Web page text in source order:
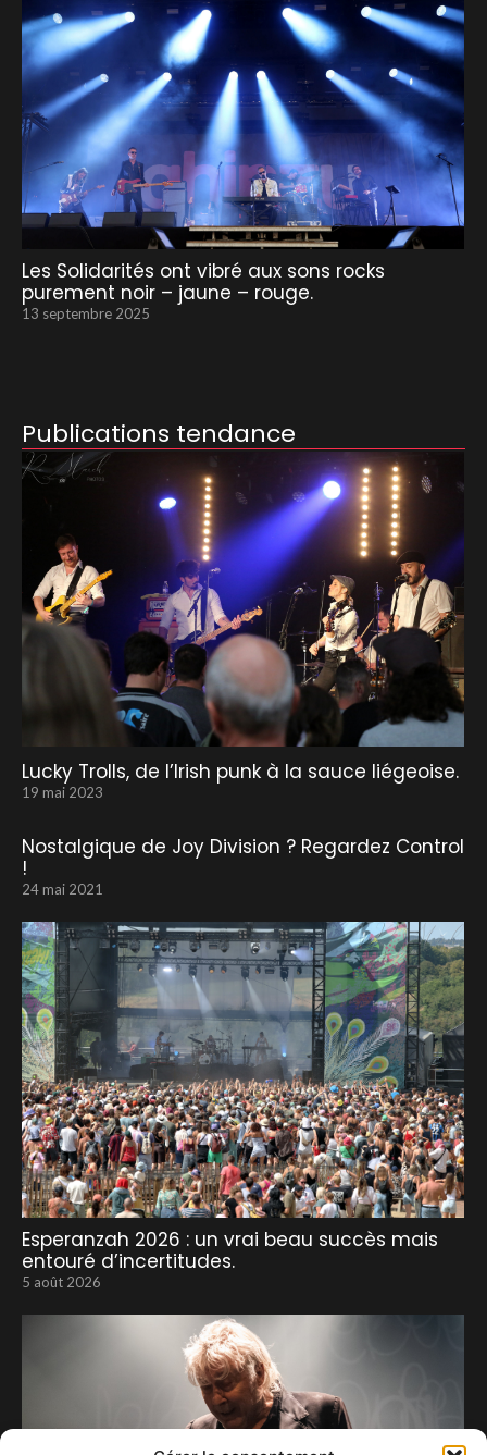
Les Solidarités ont vibré aux sons rocks
purement noir – jaune – rouge.
13 septembre 2025
Publications tendance
Lucky Trolls, de l’Irish punk à la sauce liégeoise.
19 mai 2023
Nostalgique de Joy Division ? Regardez Control
!
24 mai 2021
Esperanzah 2026 : un vrai beau succès mais
entouré d’incertitudes.
5 août 2026